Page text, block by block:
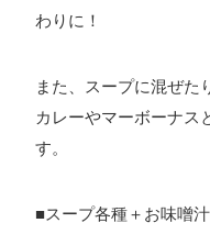
わりに！
また、スープに混ぜた
カレーやマーボーナス
す。
■スープ各種＋お味噌汁